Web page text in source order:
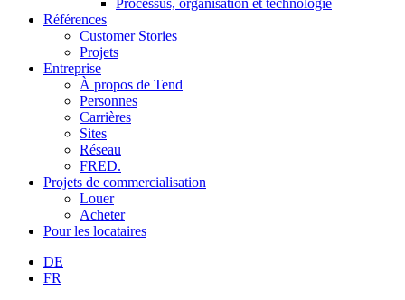
Processus, organisation et technologie
Références
Customer Stories
Projets
Entreprise
À propos de Tend
Personnes
Carrières
Sites
Réseau
FRED.
Projets de commercialisation
Louer
Acheter
Pour les locataires
DE
FR